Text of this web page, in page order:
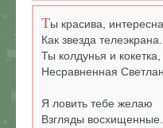
Ты красива, интересна,
Как звезда телеэкрана.
Ты колдунья и кокетка,
Несравненная
Я ловить тебе желаю
Взгляды восхищенные.